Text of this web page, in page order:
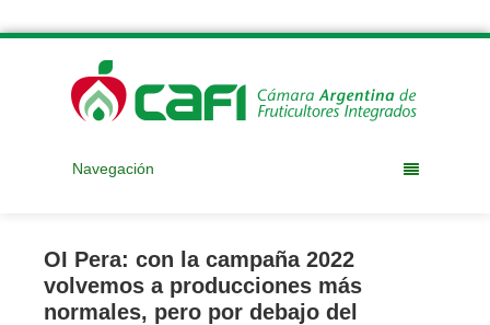
Navegación
OI Pera: con la campaña 2022
volvemos a producciones más
normales, pero por debajo del